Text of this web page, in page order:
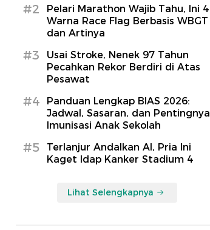
#2
Pelari Marathon Wajib Tahu, Ini 4
Warna Race Flag Berbasis WBGT
dan Artinya
#3
Usai Stroke, Nenek 97 Tahun
Pecahkan Rekor Berdiri di Atas
Pesawat
#4
Panduan Lengkap BIAS 2026:
Jadwal, Sasaran, dan Pentingnya
Imunisasi Anak Sekolah
#5
Terlanjur Andalkan AI, Pria Ini
Kaget Idap Kanker Stadium 4
Lihat Selengkapnya